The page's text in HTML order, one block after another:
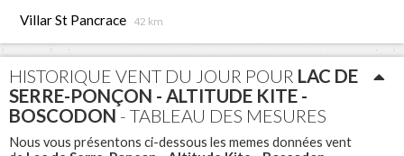
Villar St Pancrace 42 km
HISTORIQUE VENT DU JOUR POUR LAC DE
SERRE-PONÇON - ALTITUDE KITE -
BOSCODON - TABLEAU DES MESURES
Nous vous présentons ci-dessous les memes données vent